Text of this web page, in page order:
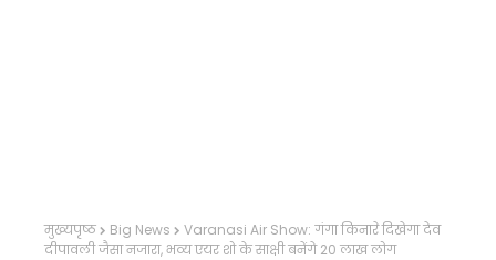
मुख्यपृष्ठ Big News
Varanasi Air Show: गंगा किनारे दिखेगा देव
दीपावली जैसा नजारा, भव्य एयर शो के साक्षी बनेंगे 20 लाख लोग